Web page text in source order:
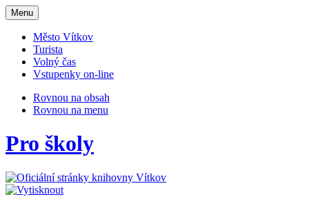
Otevřit
navigaci
Menu
Město Vítkov
Turista
Volný čas
Vstupenky on-line
Rovnou na obsah
Rovnou na menu
Pro školy